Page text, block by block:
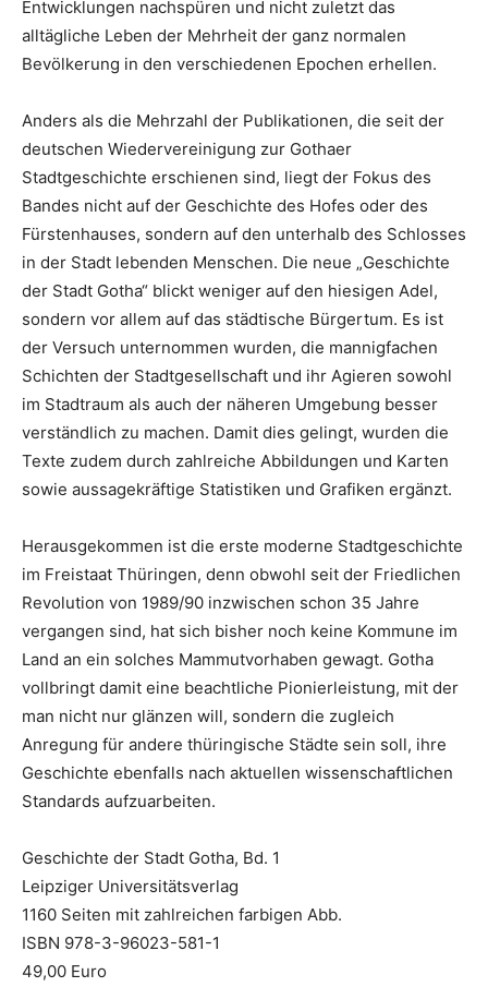
Entwicklungen nachspüren und nicht zuletzt das
alltägliche Leben der Mehrheit der ganz normalen
Bevölkerung in den verschiedenen Epochen erhellen.
Anders als die Mehrzahl der Publikationen, die seit der
deutschen Wiedervereinigung zur Gothaer
Stadtgeschichte erschienen sind, liegt der Fokus des
Bandes nicht auf der Geschichte des Hofes oder des
Fürstenhauses, sondern auf den unterhalb des Schlosses
in der Stadt lebenden Menschen. Die neue „Geschichte
der Stadt Gotha“ blickt weniger auf den hiesigen Adel,
sondern vor allem auf das städtische Bürgertum. Es ist
der Versuch unternommen wurden, die mannigfachen
Schichten der Stadtgesellschaft und ihr Agieren sowohl
im Stadtraum als auch der näheren Umgebung besser
verständlich zu machen. Damit dies gelingt, wurden die
Texte zudem durch zahlreiche Abbildungen und Karten
sowie aussagekräftige Statistiken und Grafiken ergänzt.
Herausgekommen ist die erste moderne Stadtgeschichte
im Freistaat Thüringen, denn obwohl seit der Friedlichen
Revolution von 1989/90 inzwischen schon 35 Jahre
vergangen sind, hat sich bisher noch keine Kommune im
Land an ein solches Mammutvorhaben gewagt. Gotha
vollbringt damit eine beachtliche Pionierleistung, mit der
man nicht nur glänzen will, sondern die zugleich
Anregung für andere thüringische Städte sein soll, ihre
Geschichte ebenfalls nach aktuellen wissenschaftlichen
Standards aufzuarbeiten.
Geschichte der Stadt Gotha, Bd. 1
Leipziger Universitätsverlag
1160 Seiten mit zahlreichen farbigen Abb.
ISBN 978-3-96023-581-1
49,00 Euro